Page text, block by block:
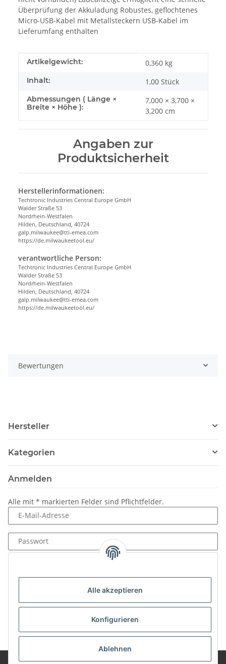
Alle akzeptieren
Konfigurieren
Ablehnen
Überprüfung der Akkuladung Robustes, geflochtenes
Micro-USB-Kabel mit Metallsteckern USB-Kabel im
Lieferumfang enthalten
Produkteigenschaft
Wert
Artikelgewicht: 0,360 kg
Inhalt: 1,00 Stück
Abmessungen ( Länge ×
Breite × Höhe ):
7,000 × 3,700 ×
3,200 cm
Angaben zur
Produktsicherheit
Herstellerinformationen:
Techtronic Industries Central Europe GmbH
Walder Straße 53
Nordrhein-Westfalen
Hilden, Deutschland, 40724
galp.milwaukee@tti-emea.com
https://de.milwaukeetool.eu/
verantwortliche Person:
Techtronic Industries Central Europe GmbH
Walder Straße 53
Nordrhein-Westfalen
Hilden, Deutschland, 40724
galp.milwaukee@tti-emea.com
https://de.milwaukeetool.eu/
Bewertungen
Hersteller
Kategorien
Anmelden
Alle mit * markierten Felder sind Pflichtfelder.
E-Mail-Adresse
Passwort
Neu hier?Jetzt registrieren!